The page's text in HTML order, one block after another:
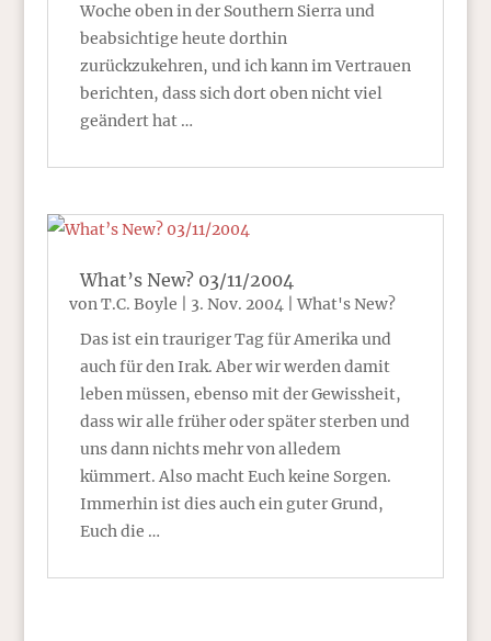
Woche oben in der Southern Sierra und
beabsichtige heute dorthin
zurückzukehren, und ich kann im Vertrauen
berichten, dass sich dort oben nicht viel
geändert hat …
What’s New? 03/11/2004
vonT.C. Boyle 3. Nov. 2004|What's New?
Das ist ein trauriger Tag für Amerika und
auch für den Irak. Aber wir werden damit
leben müssen, ebenso mit der Gewissheit,
dass wir alle früher oder später sterben und
uns dann nichts mehr von alledem
kümmert. Also macht Euch keine Sorgen.
Immerhin ist dies auch ein guter Grund,
Euch die …